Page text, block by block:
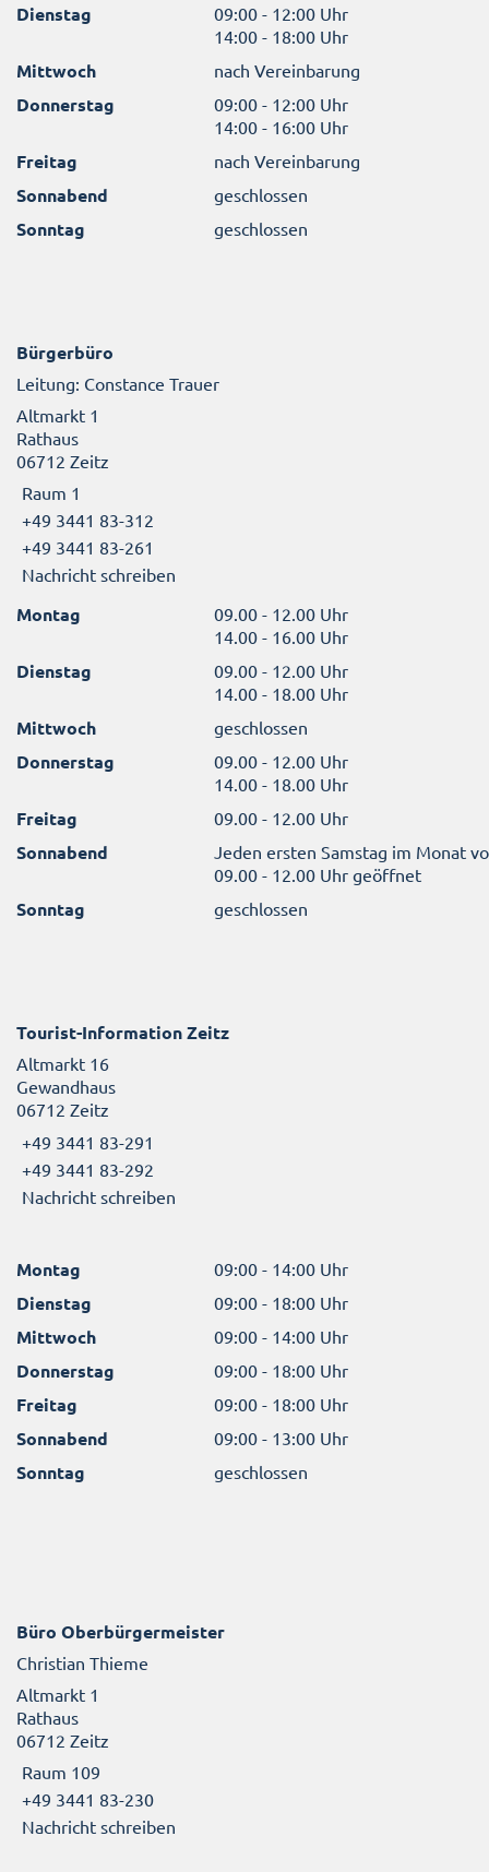
Dienstag
09:00 - 12:00 Uhr
14:00 - 18:00 Uhr
Mittwoch nach Vereinbarung
Donnerstag
09:00 - 12:00 Uhr
14:00 - 16:00 Uhr
Freitag nach Vereinbarung
Sonnabend geschlossen
Sonntag geschlossen
Bürgerbüro
Leitung: Constance Trauer
Altmarkt 1
Rathaus
06712 Zeitz
Raum 1
+49 3441 83-312
+49 3441 83-261
Nachricht schreiben
Montag
09.00 - 12.00 Uhr
14.00 - 16.00 Uhr
Dienstag
09.00 - 12.00 Uhr
14.00 - 18.00 Uhr
Mittwoch geschlossen
Donnerstag
09.00 - 12.00 Uhr
14.00 - 18.00 Uhr
Freitag 09.00 - 12.00 Uhr
Sonnabend
Jeden ersten Samstag im Monat
09.00 - 12.00 Uhr geöffnet
Sonntag geschlossen
Tourist-Information Zeitz
Altmarkt 16
Gewandhaus
06712 Zeitz
+49 3441 83-291
+49 3441 83-292
Nachricht schreiben
Montag 09:00 - 14:00 Uhr
Dienstag 09:00 - 18:00 Uhr
Mittwoch 09:00 - 14:00 Uhr
Donnerstag 09:00 - 18:00 Uhr
Freitag 09:00 - 18:00 Uhr
Sonnabend 09:00 - 13:00 Uhr
Sonntag geschlossen
Büro Oberbürgermeister
Christian Thieme
Altmarkt 1
Rathaus
06712 Zeitz
Raum 109
+49 3441 83-230
Nachricht schreiben